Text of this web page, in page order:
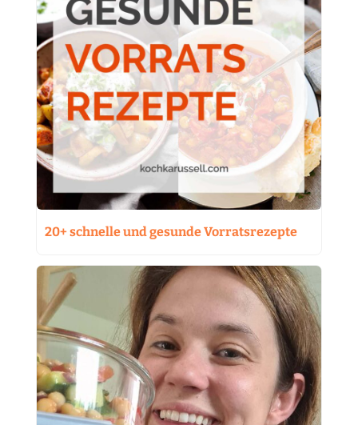
20+ schnelle und gesunde Vorratsrezepte